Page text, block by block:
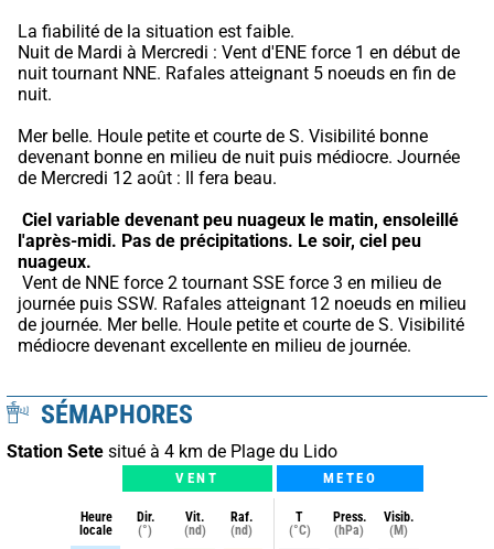
La fiabilité de la situation est faible.
Nuit de Mardi à Mercredi : Vent d'ENE force 1 en début de
nuit tournant NNE. Rafales atteignant 5 noeuds en fin de
nuit.
Mer belle. Houle petite et courte de S. Visibilité bonne
devenant bonne en milieu de nuit puis médiocre. Journée
de Mercredi 12 août : Il fera beau.
Ciel variable devenant peu nuageux le matin, ensoleillé
l'après-midi. Pas de précipitations. Le soir, ciel peu
nuageux.
journée puis SSW. Rafales atteignant 12 noeuds en milieu
de journée. Mer belle. Houle petite et courte de S. Visibilité
médiocre devenant excellente en milieu de journée.
SÉMAPHORES
Station Sete situé à 4 km de Plage du Lido
VENT METEO
Heure
locale
Dir.
(°)
Vit.
(nd)
Raf.
(nd)
T
(°C)
Press.
(hPa)
Visib.
(M)